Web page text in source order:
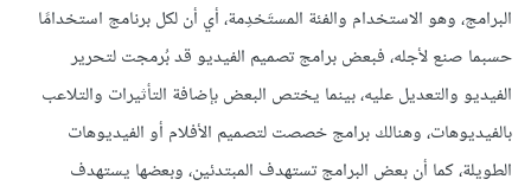
البرامج، وهو الاستخدام والفئة المستَخدِمة، أي أن لكل برنامج استخدامًا
حسبما صنع لأجله، فبعض برامج تصميم الفيديو قد بُرمجت لتحرير
الفيديو والتعديل عليه، بينما يختص البعض بإضافة التأثيرات والتلاعب
بالفيديوهات، وهنالك برامج خصصت لتصميم الأفلام أو الفيديوهات
الطويلة، كما أن بعض البرامج تستهدف المبتدئين، وبعضها يستهدف